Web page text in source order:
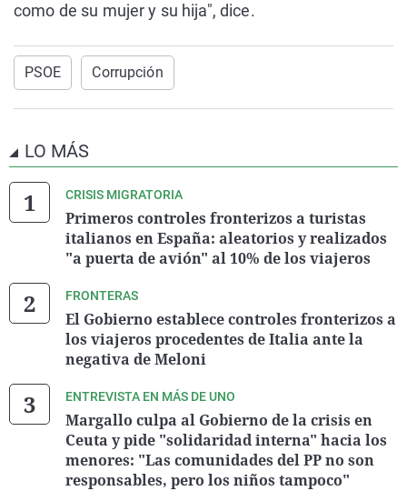
como de su mujer y su hija", dice.
PSOE Corrupción
LO MÁS
CRISIS MIGRATORIA
Primeros controles fronterizos a turistas
italianos en España: aleatorios y realizados
"a puerta de avión" al 10% de los viajeros
FRONTERAS
El Gobierno establece controles fronterizos a
los viajeros procedentes de Italia ante la
negativa de Meloni
ENTREVISTA EN MÁS DE UNO
Margallo culpa al Gobierno de la crisis en
Ceuta y pide "solidaridad interna" hacia los
menores: "Las comunidades del PP no son
responsables, pero los niños tampoco"